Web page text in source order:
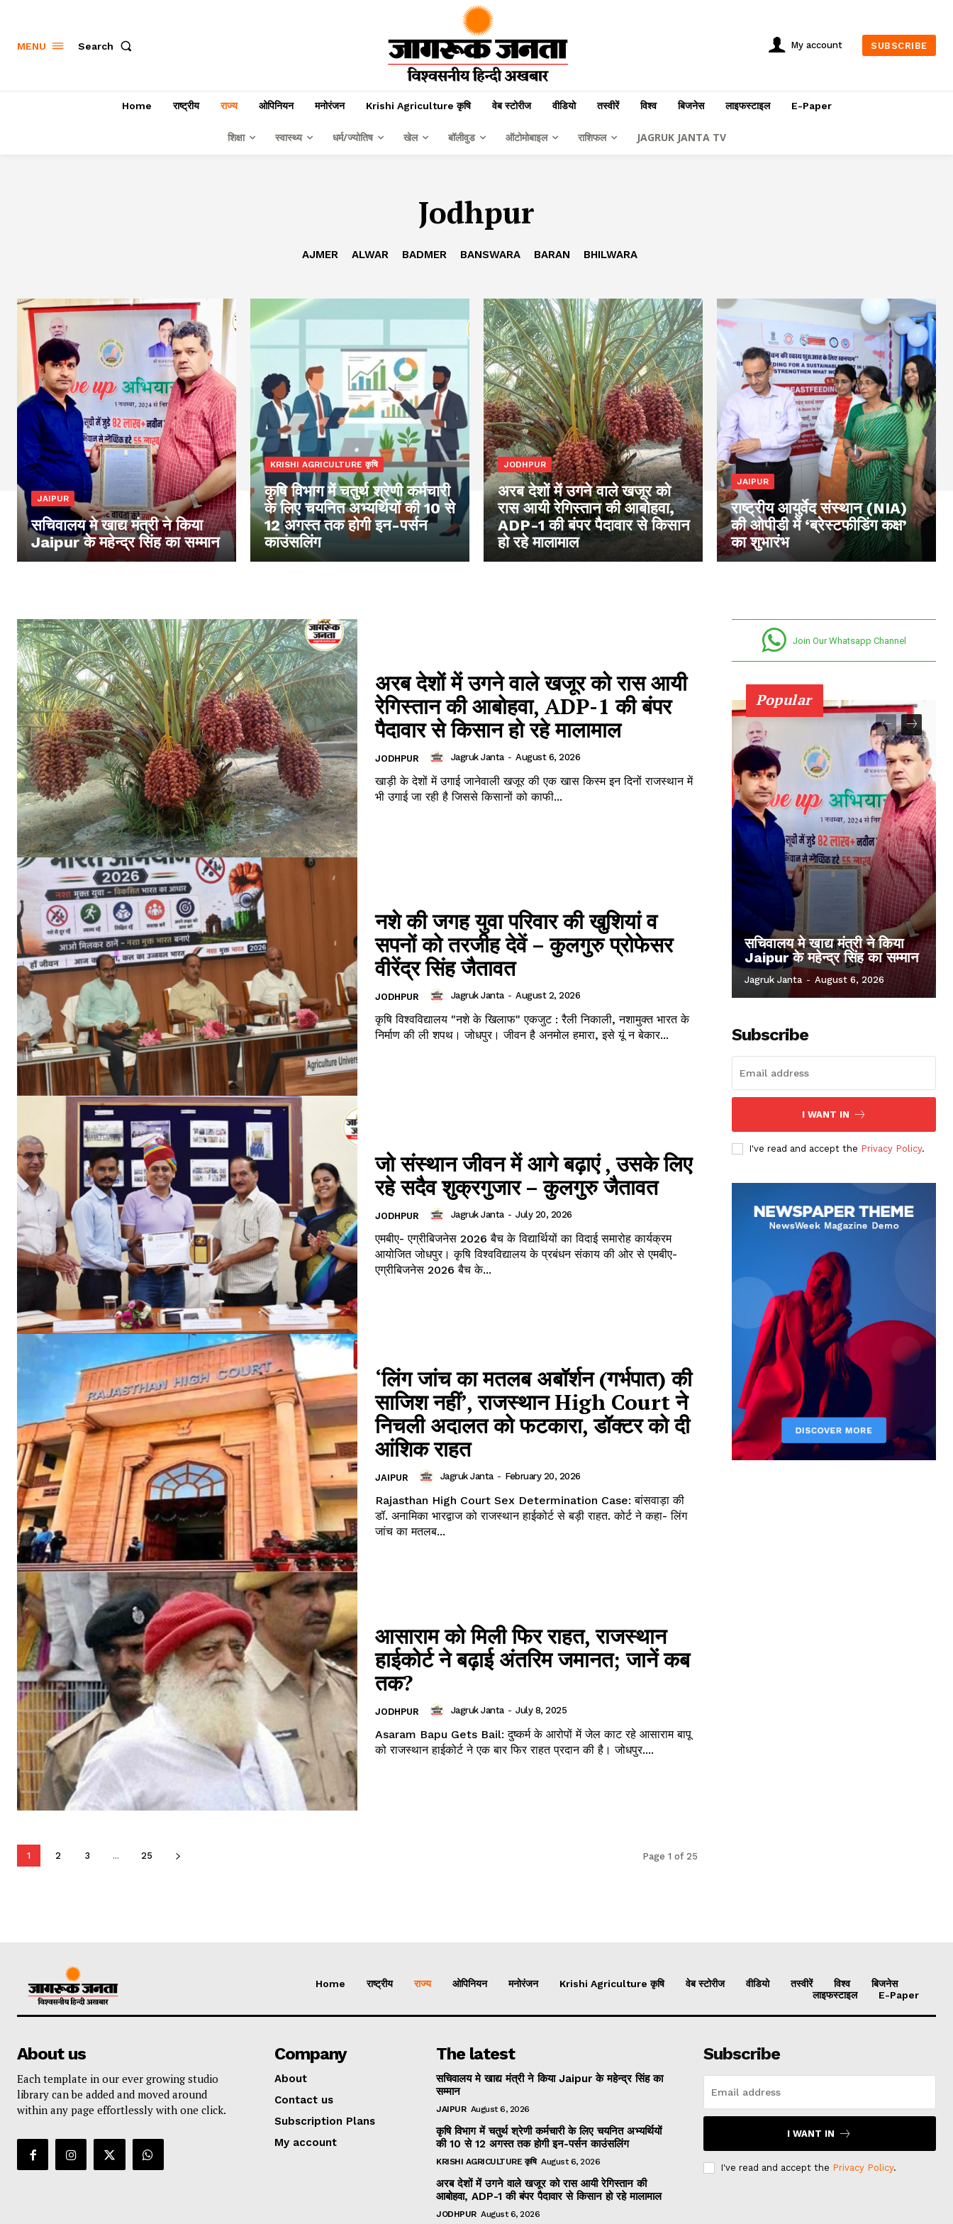
Jagruk Janta
Vishwasniya Hindi
Akhbaar
SUBSCRIBE NOW
Contact us
Subscription Plans
My account
MENU Search My account SUBSCRIBE
Home राष्ट्रीय राज्य ओपिनियन मनोरंजन Krishi Agriculture कृषि वेब स्टोरीज वीडियो तस्वीरें विश्व बिजनेस लाइफस्टाइल E-Paper
शिक्षा स्वास्थ्य धर्म/ज्योतिष खेल बॉलीवुड ऑटोमोबाइल राशिफल JAGRUK JANTA TV
Jodhpur
AJMER ALWAR BADMER BANSWARA BARAN BHILWARA
JAIPUR
सचिवालय मे खाद्य मंत्री ने किया
Jaipur के महेन्द्र सिंह का सम्मान
KRISHI AGRICULTURE कृषि
कृषि विभाग में चतुर्थ श्रेणी कर्मचारी
के लिए चयनित अभ्यर्थियों की 10 से
12 अगस्त तक होगी इन-पर्सन
काउंसलिंग
JODHPUR
अरब देशों में उगने वाले खजूर को
रास आयी रेगिस्तान की आबोहवा,
ADP-1 की बंपर पैदावार से किसान
हो रहे मालामाल
JAIPUR
राष्ट्रीय आयुर्वेद संस्थान (NIA)
की ओपीडी में ‘ब्रेस्टफीडिंग कक्ष’
का शुभारंभ
अरब देशों में उगने वाले खजूर को रास आयी
रेगिस्तान की आबोहवा, ADP-1 की बंपर
पैदावार से किसान हो रहे मालामाल
JODHPUR Jagruk Janta - August 6, 2026
खाड़ी के देशों में उगाई जानेवाली खजूर की एक खास किस्म इन दिनों राजस्थान में
भी उगाई जा रही है जिससे किसानों को काफी...
नशे की जगह युवा परिवार की खुशियां व
सपनों को तरजीह देवें – कुलगुरु प्रोफेसर
वीरेंद्र सिंह जैतावत
JODHPUR Jagruk Janta - August 2, 2026
कृषि विश्वविद्यालय "नशे के खिलाफ" एकजुट : रैली निकाली, नशामुक्त भारत के
निर्माण की ली शपथ। जोधपुर। जीवन है अनमोल हमारा, इसे यूं न बेकार...
जो संस्थान जीवन में आगे बढ़ाएं , उसके लिए
रहे सदैव शुक्रगुजार – कुलगुरु जैतावत
JODHPUR Jagruk Janta - July 20, 2026
एमबीए- एग्रीबिजनेस 2026 बैच के विद्यार्थियों का विदाई समारोह कार्यक्रम
आयोजित जोधपुर। कृषि विश्वविद्यालय के प्रबंधन संकाय की ओर से एमबीए-
एग्रीबिजनेस 2026 बैच के...
‘लिंग जांच का मतलब अबॉर्शन (गर्भपात) की
साजिश नहीं’, राजस्थान High Court ने
निचली अदालत को फटकारा, डॉक्टर को दी
आंशिक राहत
JAIPUR Jagruk Janta - February 20, 2026
Rajasthan High Court Sex Determination Case: बांसवाड़ा की
डॉ. अनामिका भारद्वाज को राजस्थान हाईकोर्ट से बड़ी राहत. कोर्ट ने कहा- लिंग
जांच का मतलब...
आसाराम को मिली फिर राहत, राजस्थान
हाईकोर्ट ने बढ़ाई अंतरिम जमानत; जानें कब
तक?
JODHPUR Jagruk Janta - July 8, 2025
Asaram Bapu Gets Bail: दुष्कर्म के आरोपों में जेल काट रहे आसाराम बापू
को राजस्थान हाईकोर्ट ने एक बार फिर राहत प्रदान की है। जोधपुर....
1 2 3 ... 25 Page 1 of 25
Join Our Whatsapp Channel
Popular
सचिवालय मे खाद्य मंत्री ने किया
Jaipur के महेन्द्र सिंह का सम्मान
Jagruk Janta - August 6, 2026
Subscribe
I WANT IN
I've read and accept the Privacy Policy.
Home राष्ट्रीय राज्य ओपिनियन मनोरंजन Krishi Agriculture कृषि वेब स्टोरीज वीडियो तस्वीरें विश्व
बिजनेस
लाइफस्टाइल
E-Paper
About us
Each template in our ever growing studio
library can be added and moved around
within any page effortlessly with one click.
Company
About
Contact us
Subscription Plans
My account
The latest
सचिवालय मे खाद्य मंत्री ने किया Jaipur के महेन्द्र सिंह का
सम्मान
JAIPUR August 6, 2026
कृषि विभाग में चतुर्थ श्रेणी कर्मचारी के लिए चयनित अभ्यर्थियों
की 10 से 12 अगस्त तक होगी इन-पर्सन काउंसलिंग
KRISHI AGRICULTURE कृषि August 6, 2026
अरब देशों में उगने वाले खजूर को रास आयी रेगिस्तान की
आबोहवा, ADP-1 की बंपर पैदावार से किसान हो रहे मालामाल
JODHPUR August 6, 2026
Subscribe
I WANT IN
I've read and accept the Privacy Policy.